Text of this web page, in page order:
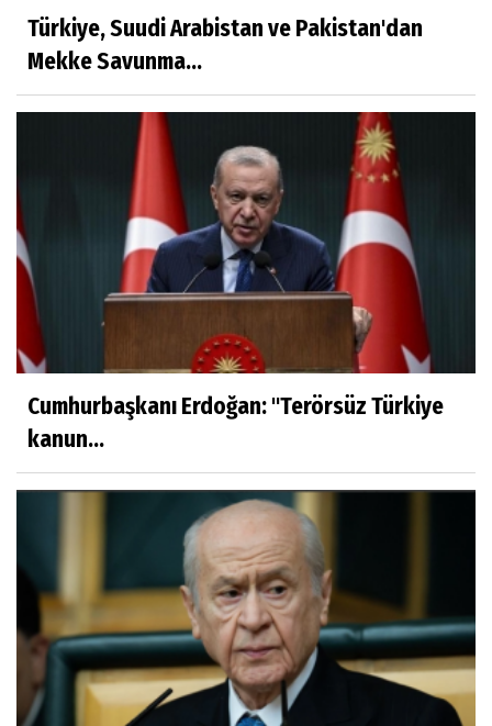
Türkiye, Suudi Arabistan ve Pakistan'dan
Mekke Savunma...
Cumhurbaşkanı Erdoğan: ''Terörsüz Türkiye
kanun...